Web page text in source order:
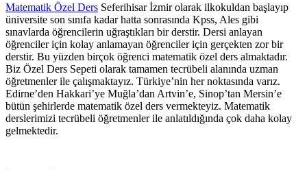
Matematik Özel Ders Seferihisar İzmir olarak ilkokuldan başlayıp
üniversite son sınıfa kadar hatta sonrasında Kpss, Ales gibi
sınavlarda öğrencilerin uğraştıkları bir derstir. Dersi anlayan
öğrenciler için kolay anlamayan öğrenciler için gerçekten zor bir
derstir. Bu yüzden birçok öğrenci matematik özel ders almaktadır.
Biz Özel Ders Sepeti olarak tamamen tecrübeli alanında uzman
öğretmenler ile çalışmaktayız. Türkiye’nin her noktasında varız.
Edirne’den Hakkari’ye Muğla’dan Artvin’e, Sinop’tan Mersin’e
bütün şehirlerde matematik özel ders vermekteyiz. Matematik
derslerimizi tecrübeli öğretmenler ile anlatıldığında çok daha kolay
gelmektedir.